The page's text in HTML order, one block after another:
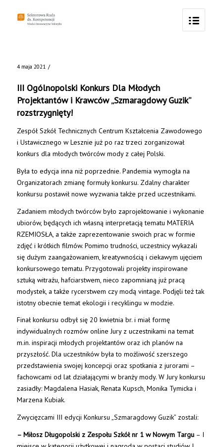
4 maja 2021 /
III Ogólnopolski Konkurs Dla Młodych
Projektantów i Krawców „Szmaragdowy Guzik”
rozstrzygnięty!
Zespół Szkół Technicznych Centrum Kształcenia Zawodowego
i Ustawicznego w Lesznie już po raz trzeci zorganizował
konkurs dla młodych twórców mody z całej Polski.
Była to edycja inna niż poprzednie. Pandemia wymogła na
Organizatorach zmianę formuły konkursu. Zdalny charakter
konkursu postawił nowe wyzwania także przed uczestnikami.
Zadaniem młodych twórców było zaprojektowanie i wykonanie
ubiorów, będących ich własną interpretacją tematu MATERIA
RZEMIOSŁA, a także zaprezentowanie swoich prac w formie
zdjęć i krótkich filmów. Pomimo trudności, uczestnicy wykazali
się dużym zaangażowaniem, kreatywnością i ciekawym ujęciem
konkursowego tematu. Przygotowali projekty inspirowane
sztuką witrażu, hafciarstwem, nieco zapomnianą już pracą
modystek, a także rycerstwem czy modą vintage. Podjęli też tak
istotny obecnie temat ekologii i recyklingu w modzie.
Finał konkursu odbył się 20 kwietnia br. i miał formę
indywidualnych rozmów online Jury z uczestnikami na temat
m.in. inspiracji młodych projektantów oraz ich planów na
przyszłość. Dla uczestników była to możliwość szerszego
przedstawienia swojej koncepcji oraz spotkania z jurorami –
fachowcami od lat działającymi w branży mody. W Jury konkursu
zasiadły: Magdalena Hasiak, Renata Kupsch, Monika Tymicka i
Marzena Kubiak.
Zwycięzcami III edycji Konkursu „Szmaragdowy Guzik” zostali:
– Miłosz Długopolski z Zespołu Szkół nr 1 w Nowym Targu– I